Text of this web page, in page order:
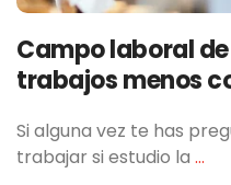
Campo laboral
trabajos menos
Si alguna vez te has
trabajar si estudio la …